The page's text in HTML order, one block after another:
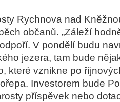
Rychnova nad
občanů. „Záleží
V pondělí budu
jezera, tam bude
které vznikne po
Investorem bude
příspěvek nebo